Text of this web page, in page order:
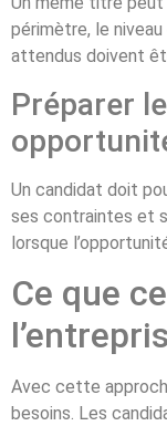
périmètre, le
attendus doivent
Préparer
Un candidat doit
ses contraintes et
lorsque
Ce que
Avec cette
besoins. Les